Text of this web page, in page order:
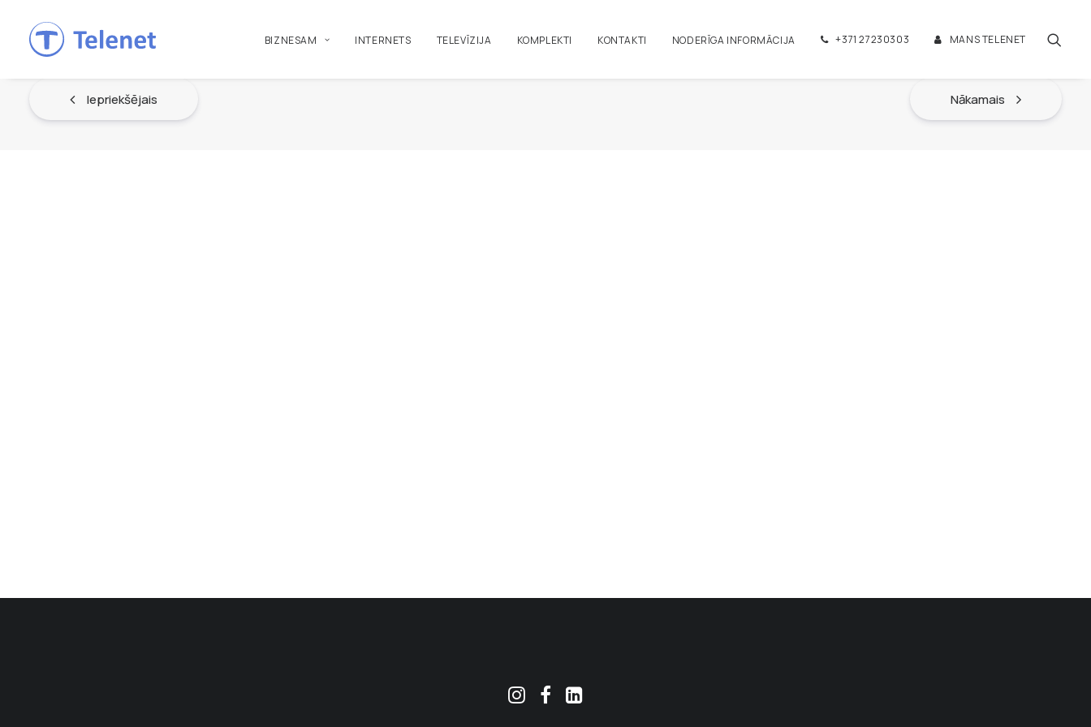
BIZNESAM INTERNETS TELEVĪZIJA KOMPLEKTI KONTAKTI NODERĪGA INFORMĀCIJA +371 27230303 MANS TELENET
Iepriekšējais Nākamais